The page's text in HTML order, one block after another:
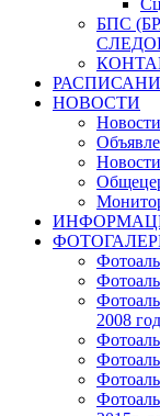
БПС
НОВОСТИ
2008 год